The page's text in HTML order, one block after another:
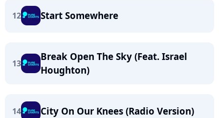
12 Start Somewhere
13
Break Open The Sky (Feat. Israel
Houghton)
14 City On Our Knees (Radio Version)